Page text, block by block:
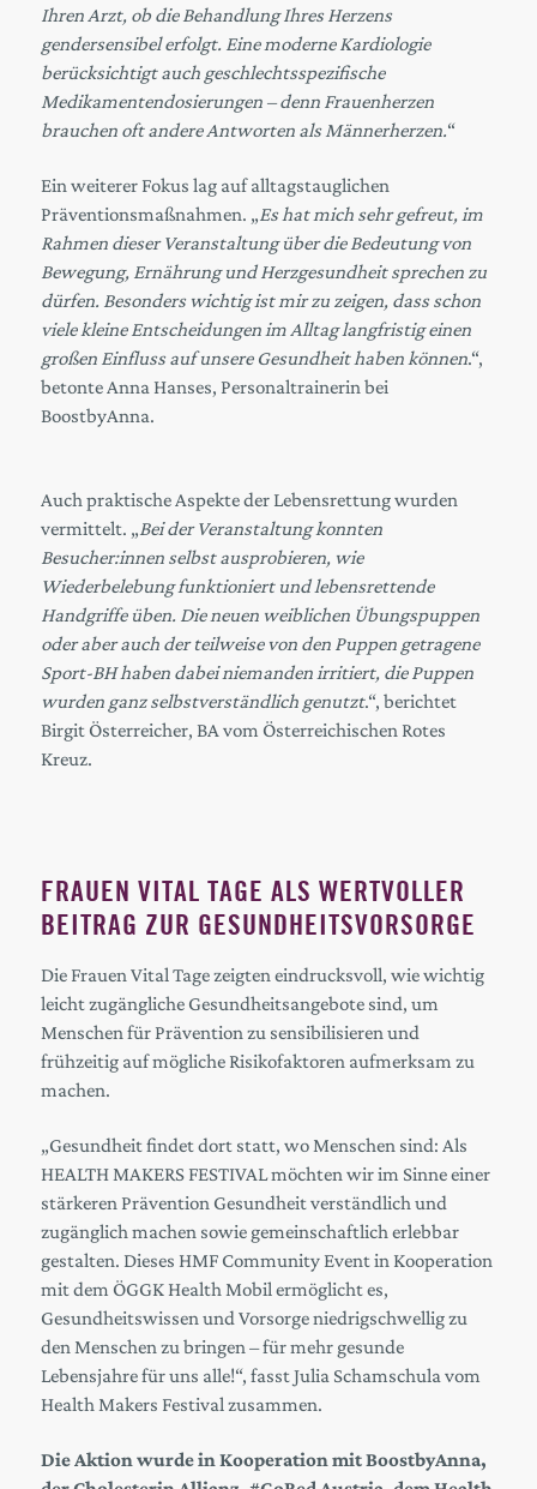
Ihren Arzt, ob die Behandlung Ihres Herzens
gendersensibel erfolgt. Eine moderne Kardiologie
berücksichtigt auch geschlechtsspezifische
Medikamentendosierungen – denn Frauenherzen
brauchen oft andere Antworten als Männerherzen.“
Ein weiterer Fokus lag auf alltagstauglichen
Präventionsmaßnahmen. „Es hat mich sehr gefreut, im
Rahmen dieser Veranstaltung über die Bedeutung von
Bewegung, Ernährung und Herzgesundheit sprechen zu
dürfen. Besonders wichtig ist mir zu zeigen, dass schon
viele kleine Entscheidungen im Alltag langfristig einen
großen Einfluss auf unsere Gesundheit haben können.“,
betonte Anna Hanses, Personaltrainerin bei
BoostbyAnna.
Auch praktische Aspekte der Lebensrettung wurden
vermittelt. „Bei der Veranstaltung konnten
Besucher:innen selbst ausprobieren, wie
Wiederbelebung funktioniert und lebensrettende
Handgriffe üben. Die neuen weiblichen Übungspuppen
oder aber auch der teilweise von den Puppen getragene
Sport-BH haben dabei niemanden irritiert, die Puppen
wurden ganz selbstverständlich genutzt.“, berichtet
Birgit Österreicher, BA vom Österreichischen Rotes
Kreuz.
FRAUEN VITAL TAGE ALS WERTVOLLER
BEITRAG ZUR GESUNDHEITSVORSORGE
Die Frauen Vital Tage zeigten eindrucksvoll, wie wichtig
leicht zugängliche Gesundheitsangebote sind, um
Menschen für Prävention zu sensibilisieren und
frühzeitig auf mögliche Risikofaktoren aufmerksam zu
machen.
„Gesundheit findet dort statt, wo Menschen sind: Als
HEALTH MAKERS FESTIVAL möchten wir im Sinne einer
stärkeren Prävention Gesundheit verständlich und
zugänglich machen sowie gemeinschaftlich erlebbar
gestalten. Dieses HMF Community Event in Kooperation
mit dem ÖGGK Health Mobil ermöglicht es,
Gesundheitswissen und Vorsorge niedrigschwellig zu
den Menschen zu bringen – für mehr gesunde
Lebensjahre für uns alle!“, fasst Julia Schamschula vom
Health Makers Festival zusammen.
Die Aktion wurde in Kooperation mit BoostbyAnna,